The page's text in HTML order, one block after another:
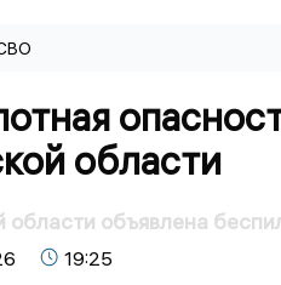
области
области объявлена
19:25